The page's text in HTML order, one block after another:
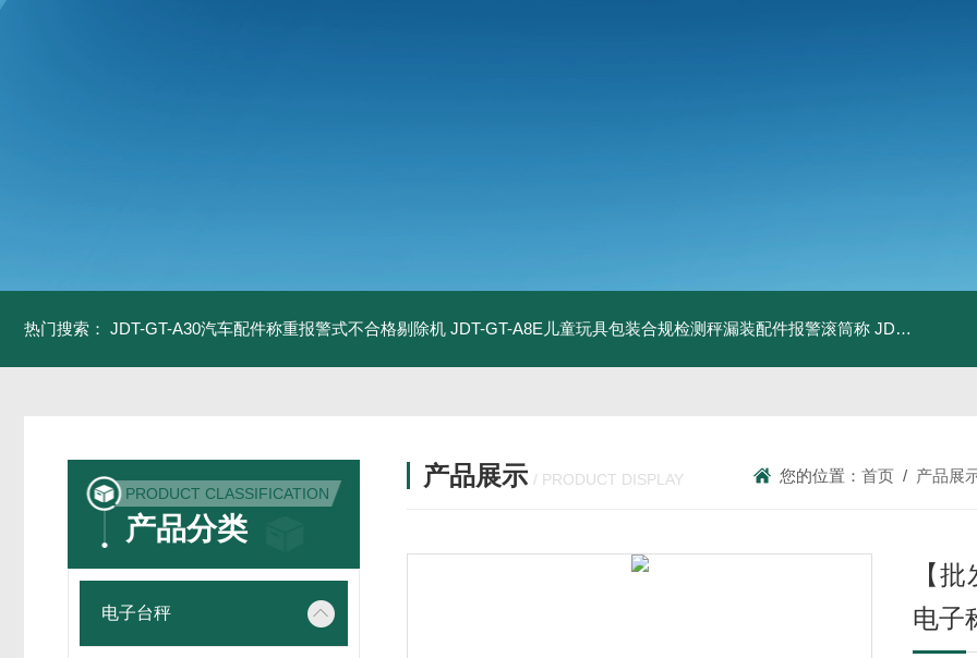
热门搜索： JDT-GT-A30汽车配件称重报警式不合格剔除机 JDT-GT-A8E儿童玩具包装合规检测秤漏装配件报警滚筒称 JDT-WN-Q20S食品制造扫码识别防错配料智能称重终端
PRODUCT CLASSIFICATION
产品分类
电子台秤
产品展示 / PRODUCT DISPLAY 您的位置：首页 / 产品展
【
电子